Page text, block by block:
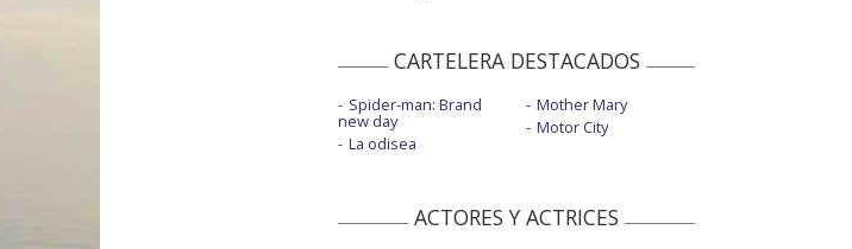
CARTELERA DESTACADOS
Spider-man: Brand
new day
La odisea
Mother Mary
Motor City
ACTORES Y ACTRICES